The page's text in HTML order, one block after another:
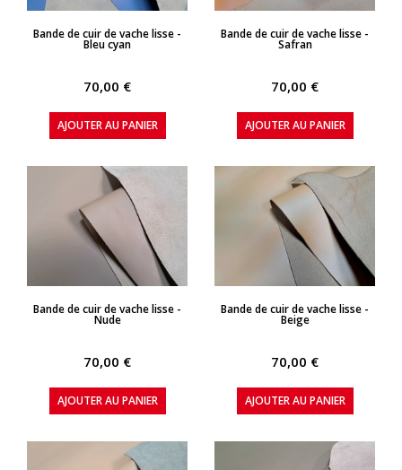
APERÇU RAPIDE
Bande de cuir de vache lisse -
Bleu cyan
70,00 €
AJOUTER AU PANIER
APERÇU RAPIDE
Bande de cuir de vache lisse -
Safran
70,00 €
AJOUTER AU PANIER
APERÇU RAPIDE
Bande de cuir de vache lisse -
Nude
70,00 €
AJOUTER AU PANIER
APERÇU RAPIDE
Bande de cuir de vache lisse -
Beige
70,00 €
AJOUTER AU PANIER